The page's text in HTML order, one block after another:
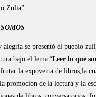
Zulia”
se presentó el pueblo
bajo el lema “Leer lo que
la expoventa de libros,la
promoción de la lectura y la